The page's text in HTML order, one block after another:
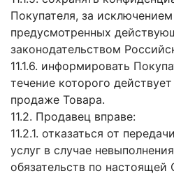
Покупателя, за исключением
предусмотренных
законодательством
11.1.6. информировать
течение которого
продаже Товара.
11.2. Продавец вправе:
11.2.1. отказаться от
услуг в случае
обязательств по настоящей